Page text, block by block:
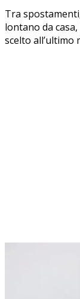
Tra
lontano da
scelto